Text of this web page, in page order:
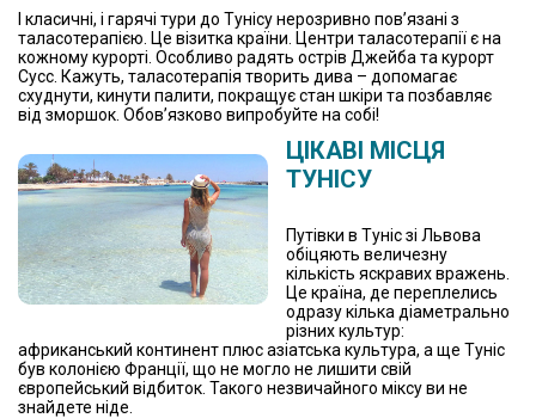
І класичні, і гарячі тури до Тунісу нерозривно пов’язані з
таласотерапією. Це візитка країни. Центри таласотерапії є на
кожному курорті. Особливо радять острів Джейба та курорт
Сусс. Кажуть, таласотерапія творить дива – допомагає
схуднути, кинути палити, покращує стан шкіри та позбавляє
від зморшок. Обов’язково випробуйте на собі!
ЦІКАВІ МІСЦЯ
ТУНІСУ
Путівки в Туніс зі Львова
обіцяють величезну
кількість яскравих вражень.
Це країна, де переплелись
одразу кілька діаметрально
різних культур:
африканський континент плюс азіатська культура, а ще Туніс
був колонією Франції, що не могло не лишити свій
європейський відбиток. Такого незвичайного міксу ви не
знайдете ніде.